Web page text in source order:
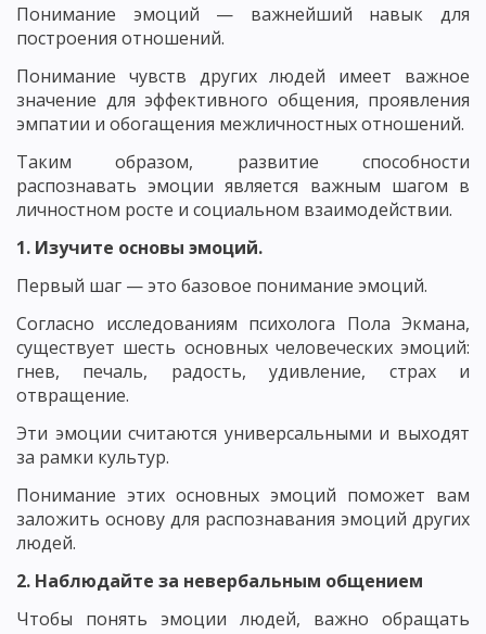
Понимание эмоций — важнейший навык для
построения отношений.
Понимание чувств других людей имеет важное
значение для эффективного общения, проявления
эмпатии и обогащения межличностных отношений.
Таким образом, развитие способности
распознавать эмоции является важным шагом в
личностном росте и социальном взаимодействии.
1. Изучите основы эмоций.
Первый шаг — это базовое понимание эмоций.
Согласно исследованиям психолога Пола Экмана,
существует шесть основных человеческих эмоций:
гнев, печаль, радость, удивление, страх и
отвращение.
Эти эмоции считаются универсальными и выходят
за рамки культур.
Понимание этих основных эмоций поможет вам
заложить основу для распознавания эмоций других
людей.
2. Наблюдайте за невербальным общением
Чтобы понять эмоции людей, важно обращать